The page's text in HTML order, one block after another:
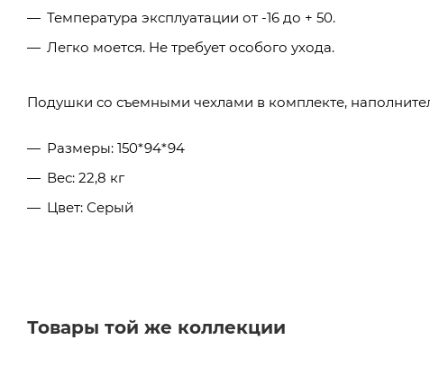
Температура эксплуатации от -16 до + 50.
Легко моется. Не требует особого ухода.
Подушки со съемными чехлами в комплекте,
Размеры: 150*94*94
Вес: 22,8 кг
Цвет: Серый
Товары той же коллекции